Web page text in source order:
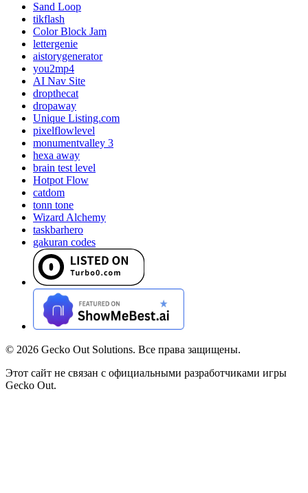
Sand Loop
tikflash
Color Block Jam
lettergenie
aistorygenerator
you2mp4
AI Nav Site
dropthecat
dropaway
Unique Listing.com
pixelflowlevel
monumentvalley 3
hexa away
brain test level
Hotpot Flow
catdom
tonn tone
Wizard Alchemy
taskbarhero
gakuran codes
© 2026 Gecko Out Solutions. Все права защищены.
Этот сайт не связан с официальными разработчиками игры
Gecko Out.